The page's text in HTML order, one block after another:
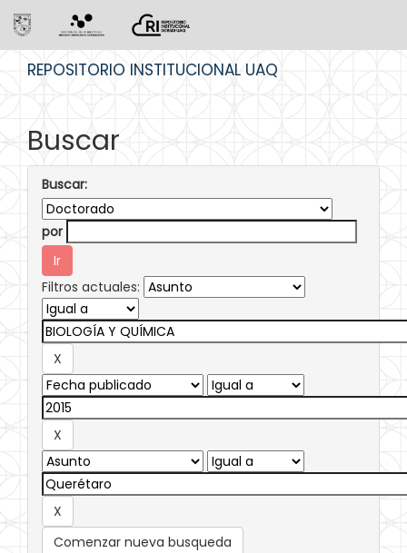
REPOSITORIO INSTITUCIONAL UAQ
Buscar
Buscar:
por
Filtros actuales:
Comenzar nueva busqueda